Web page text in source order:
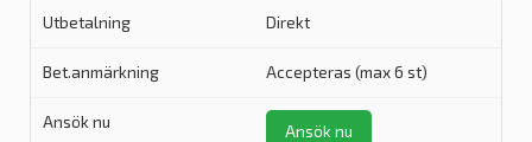
Direkt
Accepteras (max 6 st)
Ansök nu